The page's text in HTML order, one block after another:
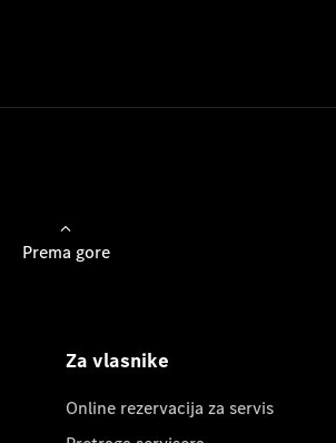
Prema gore
Za vlasnike
Online rezervacija za servis